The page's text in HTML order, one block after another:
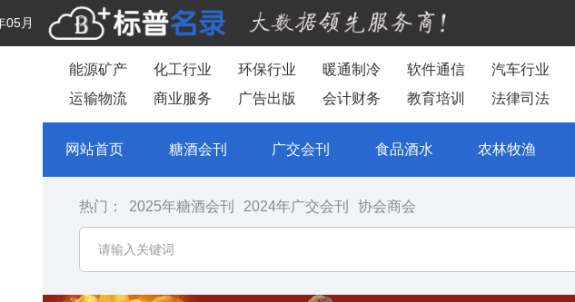
05月
能源矿产 化工行业 环保行业 暖通制冷 软件通信 汽车行业
运输物流
商业服务 广告出版 会计财务 教育培训 法律司法
网站首页 糖酒会刊 广交会刊 食品酒水 农林牧渔
热门： 2025年糖酒会刊 2024年广交会刊 协会商会